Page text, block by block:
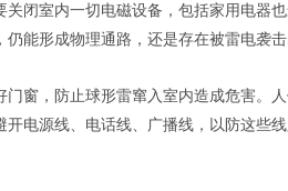
关闭室内一切电磁设备，包括家用电器
仍能形成物理通路，还是存在被雷电袭
门窗，防止球形雷窜入室内造成危害。
电源线、电话线、广播线，以防这些线